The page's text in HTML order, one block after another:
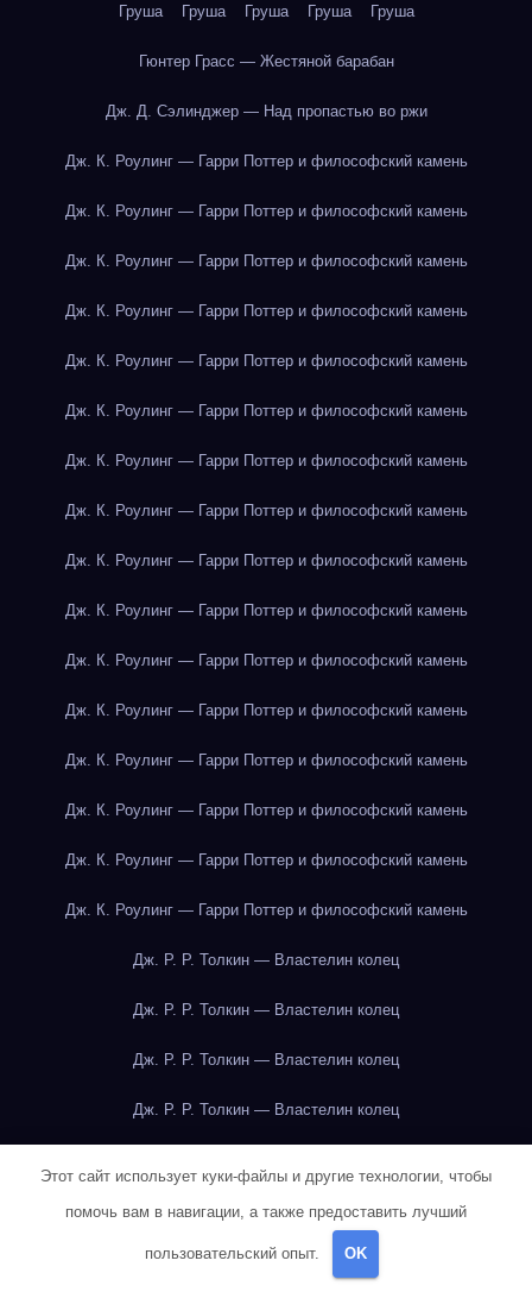
Груша Груша Груша Груша Груша
Гюнтер Грасс — Жестяной барабан
Дж. Д. Сэлинджер — Над пропастью во ржи
Дж. К. Роулинг — Гарри Поттер и философский камень
Дж. К. Роулинг — Гарри Поттер и философский камень
Дж. К. Роулинг — Гарри Поттер и философский камень
Дж. К. Роулинг — Гарри Поттер и философский камень
Дж. К. Роулинг — Гарри Поттер и философский камень
Дж. К. Роулинг — Гарри Поттер и философский камень
Дж. К. Роулинг — Гарри Поттер и философский камень
Дж. К. Роулинг — Гарри Поттер и философский камень
Дж. К. Роулинг — Гарри Поттер и философский камень
Дж. К. Роулинг — Гарри Поттер и философский камень
Дж. К. Роулинг — Гарри Поттер и философский камень
Дж. К. Роулинг — Гарри Поттер и философский камень
Дж. К. Роулинг — Гарри Поттер и философский камень
Дж. К. Роулинг — Гарри Поттер и философский камень
Дж. К. Роулинг — Гарри Поттер и философский камень
Дж. К. Роулинг — Гарри Поттер и философский камень
Дж. Р. Р. Толкин — Властелин колец
Дж. Р. Р. Толкин — Властелин колец
Дж. Р. Р. Толкин — Властелин колец
Дж. Р. Р. Толкин — Властелин колец
Дж. Р. Р. Толкин — Властелин колец
Дж. Р. Р. Толкин — Властелин колец
Этот сайт использует куки-файлы и другие технологии, чтобы
помочь вам в навигации, а также предоставить лучший
пользовательский опыт. OK